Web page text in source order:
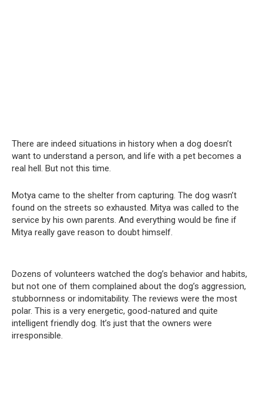
There are indeed situations in history when a dog doesn’t
want to understand a person, and life with a pet becomes a
real hell. But not this time.
Motya came to the shelter from capturing. The dog wasn’t
found on the streets so exhausted. Mitya was called to the
service by his own parents. And everything would be fine if
Mitya really gave reason to doubt himself.
Dozens of volunteers watched the dog’s behavior and habits,
but not one of them complained about the dog’s aggression,
stubbornness or indomitability. The reviews were the most
polar. This is a very energetic, good-natured and quite
intelligent friendly dog. It’s just that the owners were
irresponsible.